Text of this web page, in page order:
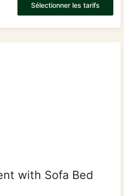
Sélectionner les tarifs
with Sofa Bed